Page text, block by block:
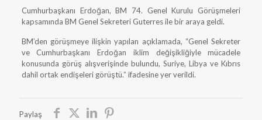
Cumhurbaşkanı Erdoğan, BM 74. Genel Kurulu Görüşmeleri
kapsamında BM Genel Sekreteri Guterres ile bir araya geldi.
BM’den görüşmeye ilişkin yapılan açıklamada, “Genel Sekreter
ve Cumhurbaşkanı Erdoğan iklim değişikliğiyle mücadele
konusunda görüş alışverişinde bulundu, Suriye, Libya ve Kıbrıs
dahil ortak endişeleri görüştü.” ifadesine yer verildi.
Paylaş